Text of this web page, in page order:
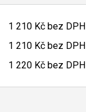
1 210 Kč bez DPH
1 210 Kč bez DPH
1 220 Kč bez DPH